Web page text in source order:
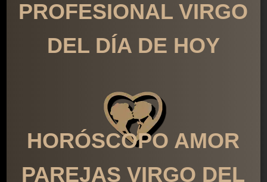
PROFESIONAL VIRGO
DEL DÍA DE HOY
HORÓSCOPO AMOR
PAREJAS VIRGO DEL